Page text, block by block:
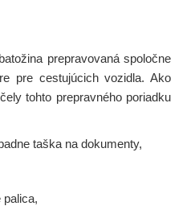
prepravovaná spoločne
pre cestujúcich vozidla. Ako
tohto prepravného poriadku
taška na dokumenty,
palica,